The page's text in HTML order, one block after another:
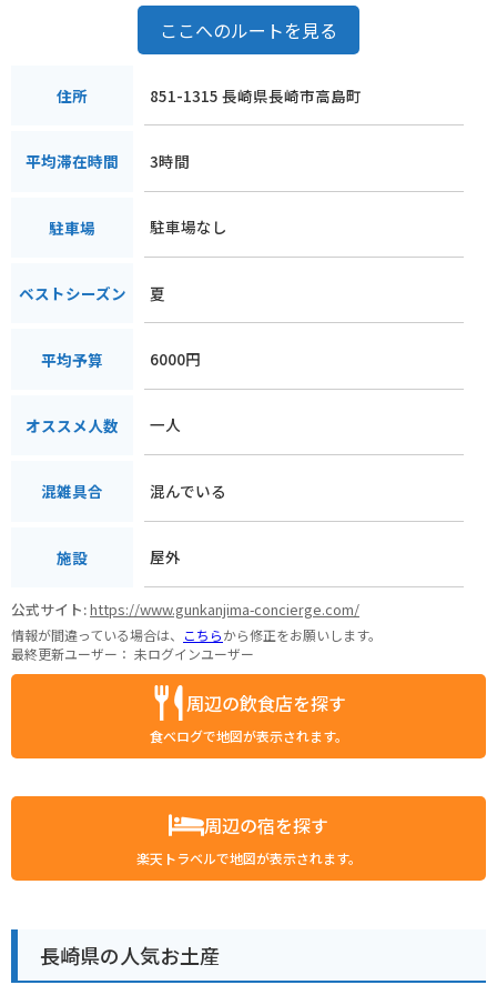
ここへのルートを見る
住所 851-1315 長崎県長崎市高島町
平均滞在時間 3時間
駐車場 駐車場なし
ベストシーズン 夏
平均予算 6000円
オススメ人数 一人
混雑具合 混んでいる
施設 屋外
公式サイト:https://www.gunkanjima-concierge.com/
情報が間違っている場合は、 こちらから修正をお願いします。
最終更新ユーザー： 未ログインユーザー
周辺の飲食店を探す
食べログで地図が表示されます。
周辺の宿を探す
楽天トラベルで地図が表示されます。
長崎県の人気お土産